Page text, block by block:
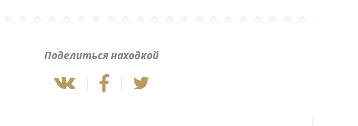
Поделиться находкой